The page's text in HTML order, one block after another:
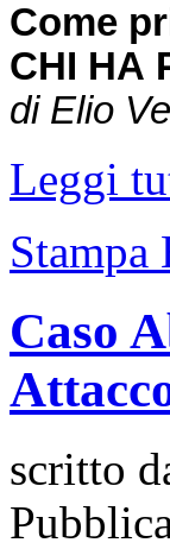
Come
CHI HA
di Elio
Leggi
Stampa
Caso
scritto